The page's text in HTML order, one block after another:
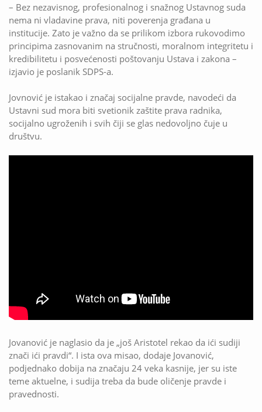
– Bez nezavisnog, profesionalnog i snažnog Ustavnog suda
nema ni vladavine prava, niti poverenja građana u
institucije. Zato je važno da se prilikom izbora rukovodimo
principima zasnovanim na stručnosti, moralnom integritetu i
kredibilitetu i posvećenosti poštovanju Ustava i zakona –
izjavio je poslanik SDPS-a.
Jovnović je istakao i značaj socijalne pravde, navodeći da
Ustavni sud mora biti svetionik zaštite prava radnika,
socijalno ugroženih i svih čiji se glas nedovoljno čuje u
društvu.
Jovanović je naglasio da je „još Aristotel rekao da ići sudiji
znači ići pravdi“. I ista ova misao, dodaje Jovanović,
podjednako dobija na značaju 24 veka kasnije, jer su iste
teme aktuelne, i sudija treba da bude oličenje pravde i
pravednosti.